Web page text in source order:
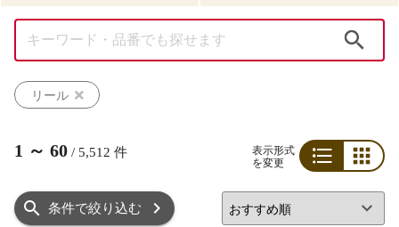
リール
1 ～ 60 / 5,512 件
表示形式
を変更
条件で絞り込む